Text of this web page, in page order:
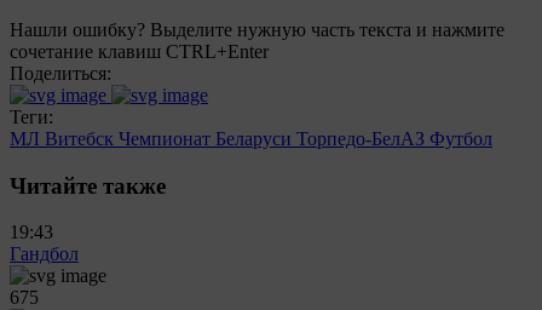
Нашли ошибку? Выделите нужную часть текста и нажмите
сочетание клавиш CTRL+Enter
Поделиться:
Теги:
МЛ Витебск Чемпионат Беларуси Торпедо-БелАЗ Футбол
Читайте также
19:43
Гандбол
675